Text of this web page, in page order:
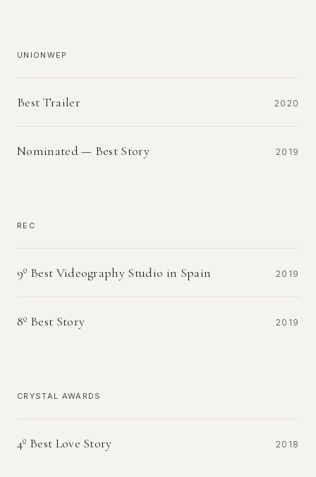
UNIONWEP
Best Trailer 2020
Nominated — Best Story 2019
REC
9º Best Videography Studio in Spain 2019
8º Best Story 2019
CRYSTAL AWARDS
4º Best Love Story 2018